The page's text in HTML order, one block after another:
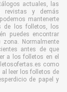
actuales, las
revistas y demás
mantenerte
de los folletos, los
puedes encontrar
Normalmente
antes de que
a los folletos en el
como
leer los folletos de
de papel y